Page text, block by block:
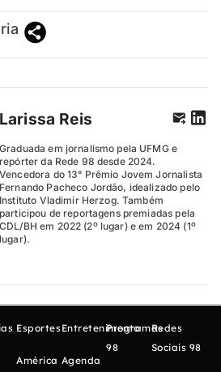
Larissa Reis
Graduada em jornalismo pela UFMG e
repórter da Rede 98 desde 2024.
Vencedora do 13° Prêmio Jovem Jornalista
Fernando Pacheco Jordão, idealizado pelo
Instituto Vladimir Herzog. Também
participou de reportagens premiadas pela
CDL/BH em 2022 (2º lugar) e em 2024 (1º
lugar).
Esportes
América
Entretenimento
Agenda
Programas
98
Redes
Sociais 98